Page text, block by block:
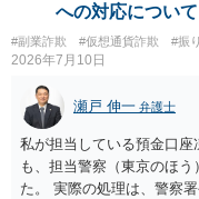
への対応について
#副業詐欺 #仮想通貨詐欺 #振
2026年7月10日
瀬戸 伸一 弁護士
私が担当している預金口
も、担当警察（東京のほ
た。 実際の処理は、警察